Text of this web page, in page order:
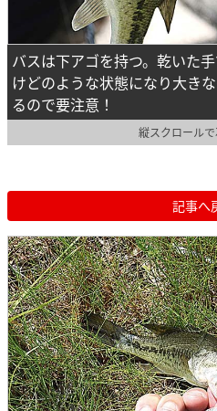
バスは下アゴを持つ。乾いた
けどのような状態になり大き
るので要注意！
縦スクロール
記事へ